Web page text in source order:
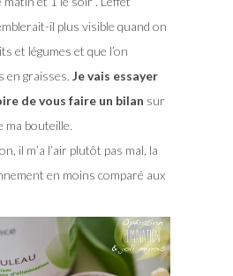
il plus visible quand on
et légumes et que l’on
en graisses. Je vais essayer
de vous faire un bilan sur
ma bouteille.
il m’a l’air plutôt pas mal, la
en moins comparé aux